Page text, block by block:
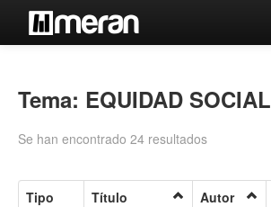
Búsqueda Avanzada
Tema: EQUIDAD SOCIAL
Se han encontrado 24 resultados
Tipo Título Autor